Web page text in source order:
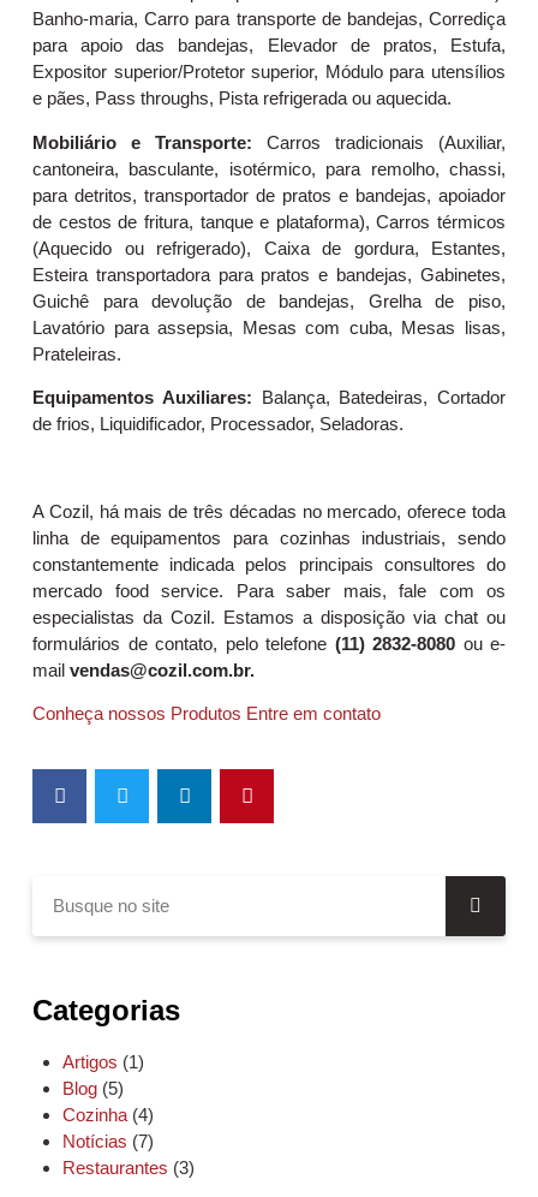
Banho-maria, Carro para transporte de bandejas, Corrediça
para apoio das bandejas, Elevador de pratos, Estufa,
Expositor superior/Protetor superior, Módulo para utensílios
e pães, Pass throughs, Pista refrigerada ou aquecida.
Mobiliário e Transporte: Carros tradicionais (Auxiliar,
cantoneira, basculante, isotérmico, para remolho, chassi,
para detritos, transportador de pratos e bandejas, apoiador
de cestos de fritura, tanque e plataforma), Carros térmicos
(Aquecido ou refrigerado), Caixa de gordura, Estantes,
Esteira transportadora para pratos e bandejas, Gabinetes,
Guichê para devolução de bandejas, Grelha de piso,
Lavatório para assepsia, Mesas com cuba, Mesas lisas,
Prateleiras.
Equipamentos Auxiliares: Balança, Batedeiras, Cortador
de frios, Liquidificador, Processador, Seladoras.
A Cozil, há mais de três décadas no mercado, oferece toda
linha de equipamentos para cozinhas industriais, sendo
constantemente indicada pelos principais consultores do
mercado food service. Para saber mais, fale com os
especialistas da Cozil. Estamos a disposição via chat ou
formulários de contato, pelo telefone (11) 2832-8080 ou e-
mail vendas@cozil.com.br.
Conheça nossos Produtos Entre em contato
Categorias
Artigos (1)
Blog (5)
Cozinha (4)
Notícias (7)
Restaurantes (3)